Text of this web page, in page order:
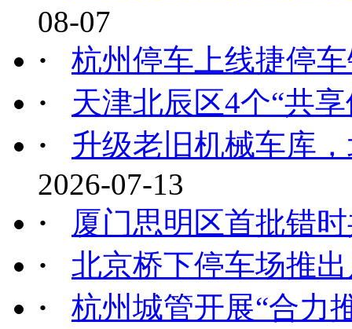
08-07
·
杭州停车上线捷停
·
天津北辰区4个“共
·
升级老旧机械车库
2026-07-13
·
厦门思明区首批错
·
北京桥下停车场推
·
杭州城管开展“合力